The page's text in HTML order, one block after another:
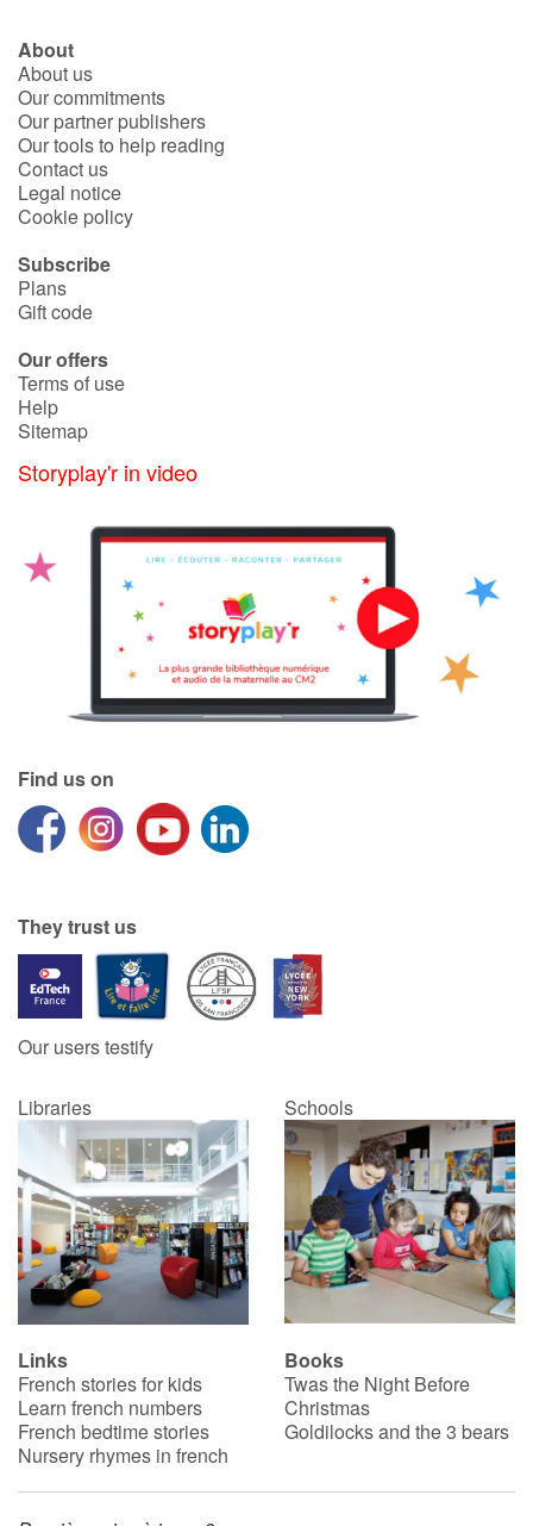
About
About us
Our commitments
Our partner publishers
Our tools to help reading
Contact us
Legal notice
Cookie policy
Subscribe
Plans
Gift code
Our offers
Terms of use
Help
Sitemap
Storyplay'r in video
Find us on
They trust us
Our users testify
Libraries Schools
Links
French stories for kids
Learn french numbers
French bedtime stories
Nursery rhymes in french
Books
Twas the Night Before
Christmas
Goldilocks and the 3 bears